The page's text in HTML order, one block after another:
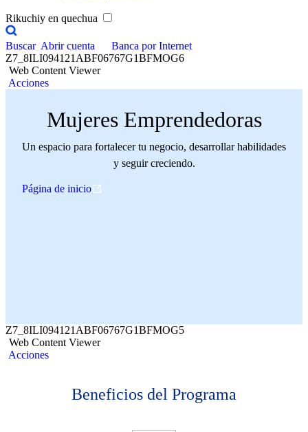
Rikuchiy en quechua
Buscar Abrir cuenta
Banca por Internet
Z7_8ILI094121ABF06767G1BFMOG6
Web Content Viewer
Acciones
Mujeres Emprendedoras
Un espacio para fortalecer tu negocio, desarrollar habilidades
y seguir creciendo.
Página de inicio
Z7_8ILI094121ABF06767G1BFMOG5
Web Content Viewer
Acciones
Beneficios del Programa